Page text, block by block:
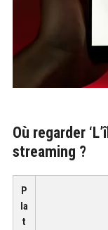
Où regarder
streaming ?
P
la
t